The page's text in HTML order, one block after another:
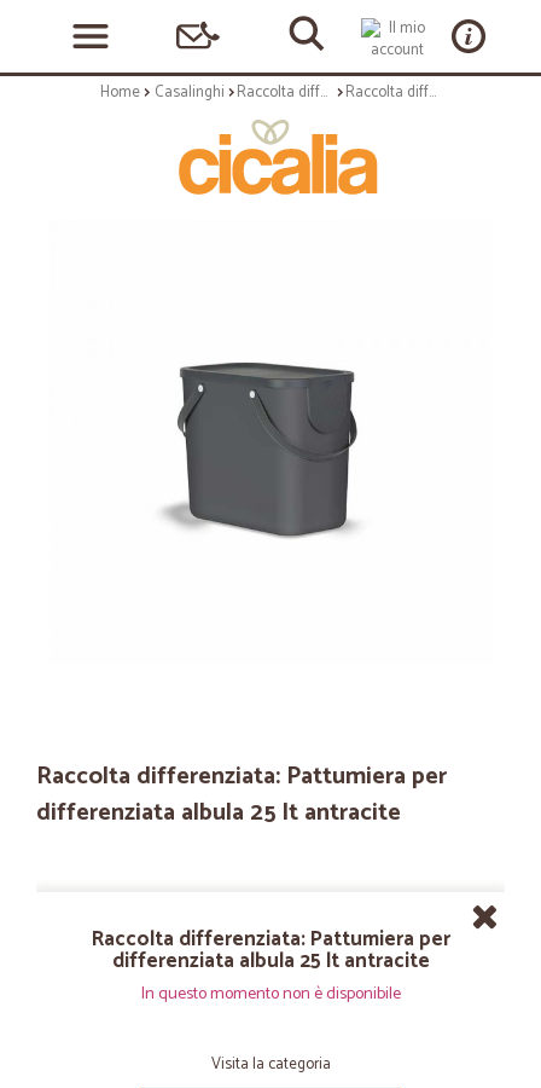
Home Casalinghi Raccolta differenziata Raccolta differenziata: Pattumiera per differenziata albula 25 lt antracite
Raccolta differenziata: Pattumiera per
differenziata albula 25 lt antracite
Raccolta differenziata: Pattumiera per
differenziata albula 25 lt antracite
In questo momento non è disponibile
Visita la categoria